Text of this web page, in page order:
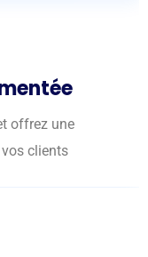
offrez une
clients